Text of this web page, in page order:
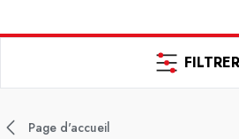
FILTRER
Page d'accueil